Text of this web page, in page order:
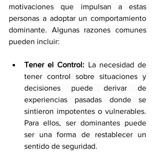
motivaciones que impulsan a estas
personas a adoptar un comportamiento
dominante. Algunas razones comunes
pueden incluir:
Tener el Control: La necesidad de
tener control sobre situaciones y
decisiones puede derivar de
experiencias pasadas donde se
sintieron impotentes o vulnerables.
Para ellos, ser dominantes puede
ser una forma de restablecer un
sentido de seguridad.